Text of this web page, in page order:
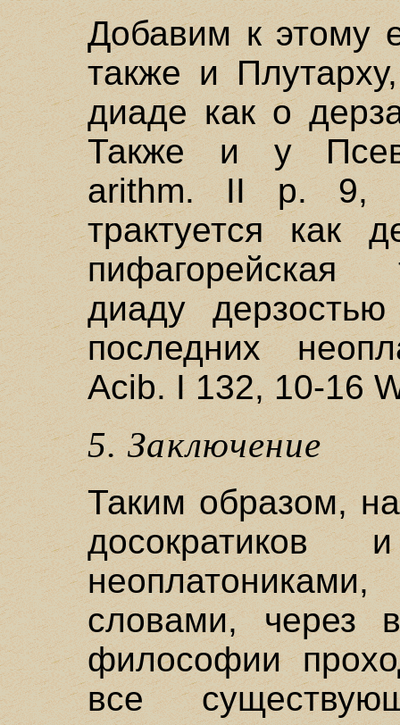
Добавим к этому
также и
диаде как о
Также и у
arithm. II p. 9,
трактуется как
пифагорейская
диаду
последних
Acib. I 132, 10-16
5. Заключение
Таким образом,
досократиков
словами, через
философии
все